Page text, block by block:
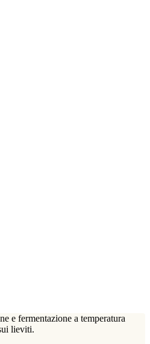
e fermentazione a temperatura
lieviti.